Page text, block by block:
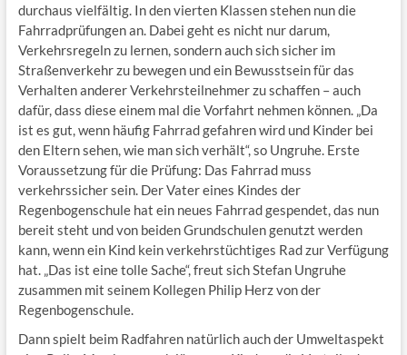
durchaus vielfältig. In den vierten Klassen stehen nun die
Fahrradprüfungen an. Dabei geht es nicht nur darum,
Verkehrsregeln zu lernen, sondern auch sich sicher im
Straßenverkehr zu bewegen und ein Bewusstsein für das
Verhalten anderer Verkehrsteilnehmer zu schaffen – auch
dafür, dass diese einem mal die Vorfahrt nehmen können. „Da
ist es gut, wenn häufig Fahrrad gefahren wird und Kinder bei
den Eltern sehen, wie man sich verhält“, so Ungruhe. Erste
Voraussetzung für die Prüfung: Das Fahrrad muss
verkehrssicher sein. Der Vater eines Kindes der
Regenbogenschule hat ein neues Fahrrad gespendet, das nun
bereit steht und von beiden Grundschulen genutzt werden
kann, wenn ein Kind kein verkehrstüchtiges Rad zur Verfügung
hat. „Das ist eine tolle Sache“, freut sich Stefan Ungruhe
zusammen mit seinem Kollegen Philip Herz von der
Regenbogenschule.
Dann spielt beim Radfahren natürlich auch der Umweltaspekt